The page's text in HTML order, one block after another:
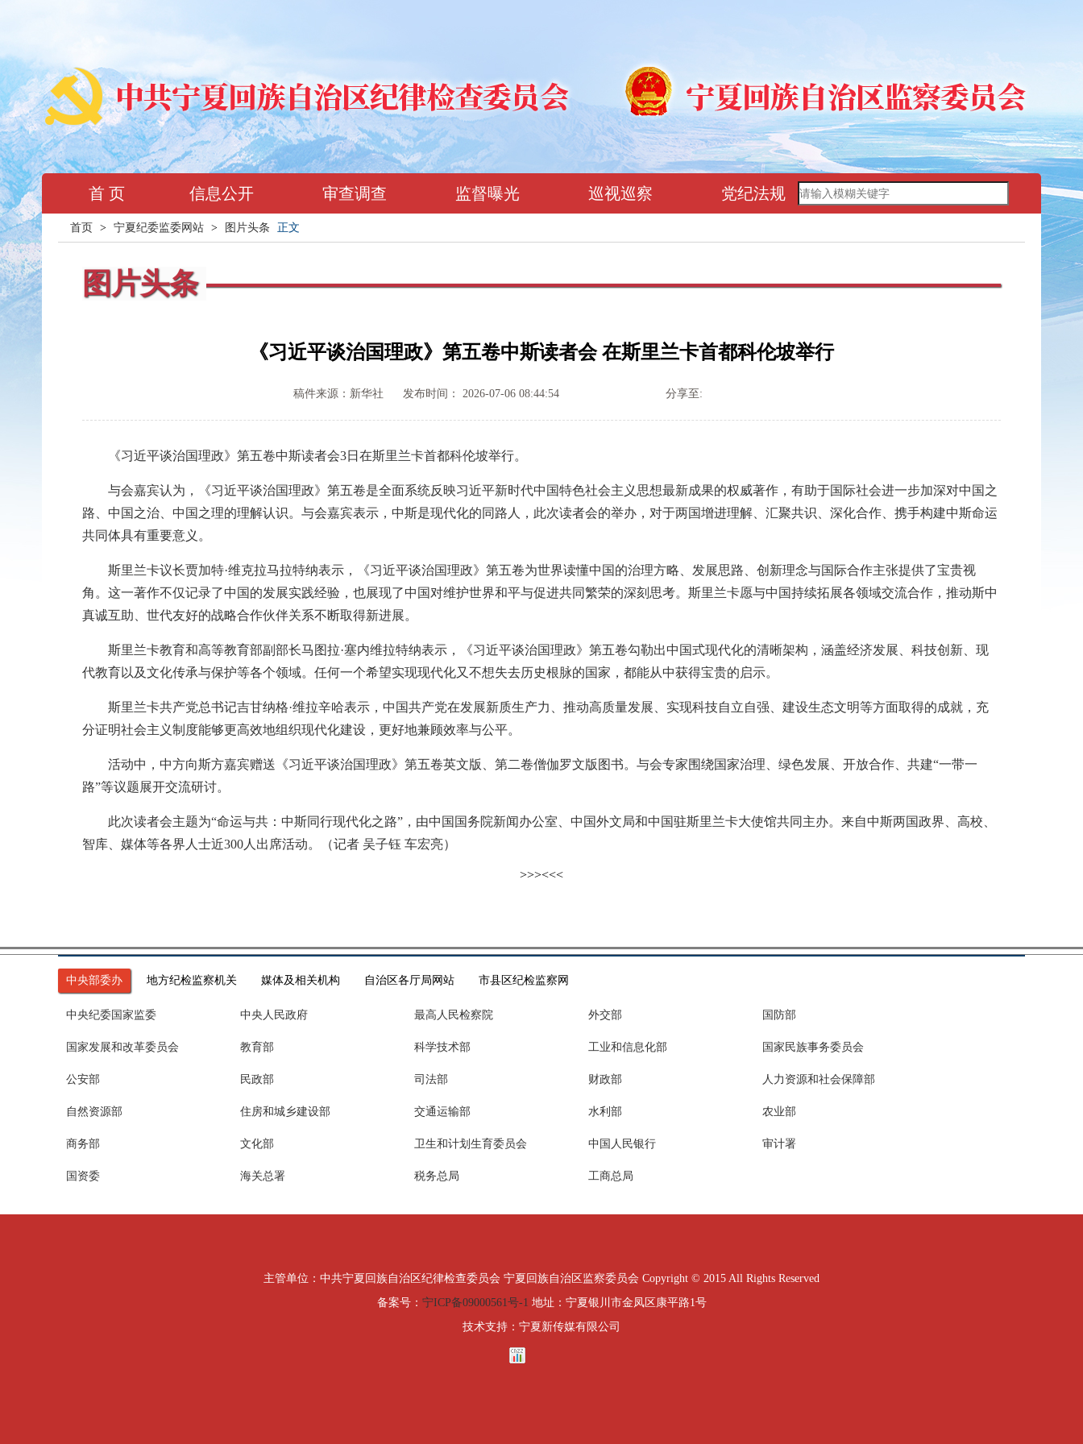
首 页 信息公开 审查调查 监督曝光 巡视巡察 党纪法规
首页 > 宁夏纪委监委网站 > 图片头条 正文
图片头条
《习近平谈治国理政》第五卷中斯读者会 在斯里兰卡首都科伦坡举行
稿件来源：新华社 发布时间： 2026-07-06 08:44:54 分享至:
《习近平谈治国理政》第五卷中斯读者会3日在斯里兰卡首都科伦坡举行。
与会嘉宾认为，《习近平谈治国理政》第五卷是全面系统反映习近平新时代中国特色社会主义思想最新成果的权威著作，有助于国际社会进一步加深对中国之
路、中国之治、中国之理的理解认识。与会嘉宾表示，中斯是现代化的同路人，此次读者会的举办，对于两国增进理解、汇聚共识、深化合作、携手构建中斯命运
共同体具有重要意义。
斯里兰卡议长贾加特·维克拉马拉特纳表示，《习近平谈治国理政》第五卷为世界读懂中国的治理方略、发展思路、创新理念与国际合作主张提供了宝贵视
角。这一著作不仅记录了中国的发展实践经验，也展现了中国对维护世界和平与促进共同繁荣的深刻思考。斯里兰卡愿与中国持续拓展各领域交流合作，推动斯中
真诚互助、世代友好的战略合作伙伴关系不断取得新进展。
斯里兰卡教育和高等教育部副部长马图拉·塞内维拉特纳表示，《习近平谈治国理政》第五卷勾勒出中国式现代化的清晰架构，涵盖经济发展、科技创新、现
代教育以及文化传承与保护等各个领域。任何一个希望实现现代化又不想失去历史根脉的国家，都能从中获得宝贵的启示。
斯里兰卡共产党总书记吉甘纳格·维拉辛哈表示，中国共产党在发展新质生产力、推动高质量发展、实现科技自立自强、建设生态文明等方面取得的成就，充
分证明社会主义制度能够更高效地组织现代化建设，更好地兼顾效率与公平。
活动中，中方向斯方嘉宾赠送《习近平谈治国理政》第五卷英文版、第二卷僧伽罗文版图书。与会专家围绕国家治理、绿色发展、开放合作、共建“一带一
路”等议题展开交流研讨。
此次读者会主题为“命运与共：中斯同行现代化之路”，由中国国务院新闻办公室、中国外文局和中国驻斯里兰卡大使馆共同主办。来自中斯两国政界、高校、
智库、媒体等各界人士近300人出席活动。（记者 吴子钰 车宏亮）
>>><<<
中央部委办 地方纪检监察机关 媒体及相关机构 自治区各厅局网站 市县区纪检监察网
中央纪委国家监委 中央人民政府 最高人民检察院 外交部 国防部
国家发展和改革委员会 教育部 科学技术部 工业和信息化部 国家民族事务委员会
公安部 民政部 司法部 财政部 人力资源和社会保障部
自然资源部 住房和城乡建设部 交通运输部 水利部 农业部
商务部 文化部 卫生和计划生育委员会 中国人民银行 审计署
国资委 海关总署 税务总局 工商总局
主管单位：中共宁夏回族自治区纪律检查委员会 宁夏回族自治区监察委员会 Copyright © 2015 All Rights Reserved
备案号： 宁ICP备09000561号-1 地址：宁夏银川市金凤区康平路1号
技术支持：宁夏新传媒有限公司